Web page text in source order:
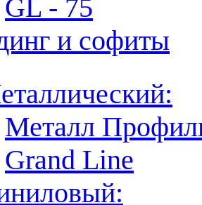
GL - 75
и софиты
Металл
Grand Line